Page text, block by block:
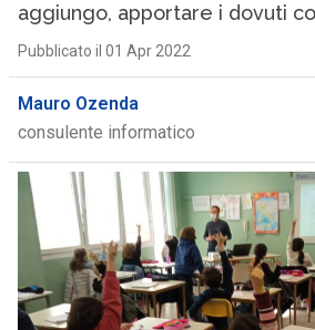
aggiungo, apportare i dovuti
Pubblicato il 01 Apr 2022
Mauro Ozenda
consulente informatico